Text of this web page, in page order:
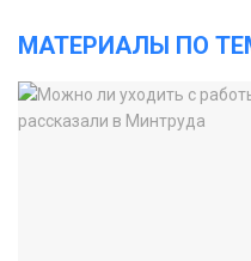
МАТЕРИАЛЫ ПО